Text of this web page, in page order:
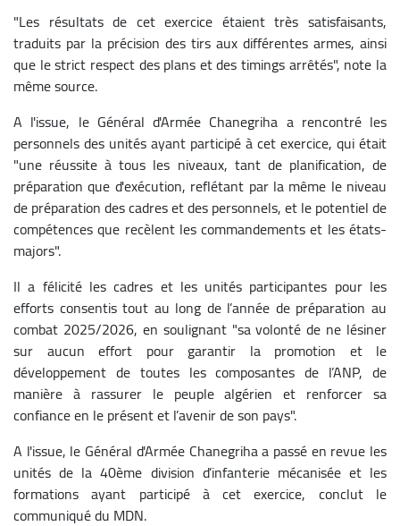
"Les résultats de cet exercice étaient très satisfaisants,
traduits par la précision des tirs aux différentes armes, ainsi
que le strict respect des plans et des timings arrêtés", note la
même source.
A l'issue, le Général d'Armée Chanegriha a rencontré les
personnels des unités ayant participé à cet exercice, qui était
"une réussite à tous les niveaux, tant de planification, de
préparation que d'exécution, reflétant par la même le niveau
de préparation des cadres et des personnels, et le potentiel de
compétences que recèlent les commandements et les états-
majors".
Il a félicité les cadres et les unités participantes pour les
efforts consentis tout au long de l’année de préparation au
combat 2025/2026, en soulignant "sa volonté de ne lésiner
sur aucun effort pour garantir la promotion et le
développement de toutes les composantes de l’ANP, de
manière à rassurer le peuple algérien et renforcer sa
confiance en le présent et l’avenir de son pays".
A l'issue, le Général d'Armée Chanegriha a passé en revue les
unités de la 40ème division d’infanterie mécanisée et les
formations ayant participé à cet exercice, conclut le
communiqué du MDN.